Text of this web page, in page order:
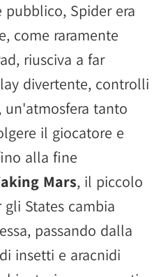
Spider era
come raramente
riusciva a far
divertente, controlli
tanto
il giocatore e
alla fine
Mars, il piccolo
States cambia
passando dalla
insetti e aracnidi